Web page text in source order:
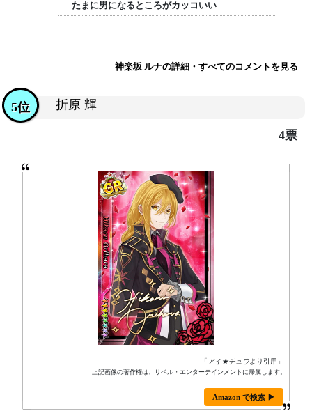
たまに男になるところがカッコいい
神楽坂 ルナの詳細・すべてのコメントを見る
折原 輝
5位
4票
「 アイ★チュウより引用」
上記画像の著作権は、リベル・エンターテインメントに帰属します。
Amazon で検索 ▶